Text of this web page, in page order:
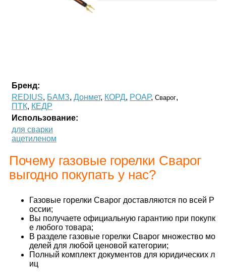
Бренд:
REDIUS, БАМЗ, Донмет, КОРД, РОАР, Сварог,
ПТК, КЕДР
Использование:
для сварки
ацетиленом
Почему газовые горелки Сварог
выгодно покупать у нас?
Газовые горелки Сварог доставляются по всей Р
оссии;
Вы получаете официальную гарантию при покупк
е любого товара;
В разделе газовые горелки Сварог множество мо
делей для любой ценовой категории;
Полный комплект документов для юридических л
иц